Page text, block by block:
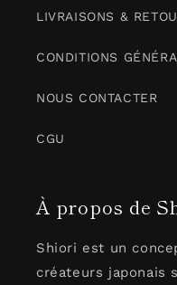
LIVRAISONS &
CONDITIONS
NOUS CONTACTER
CGU
À propos de
Shiori est un
créateurs japonais